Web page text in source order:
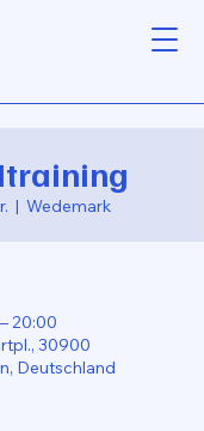
  |
Wedemark
20:00
30900
Deutschland